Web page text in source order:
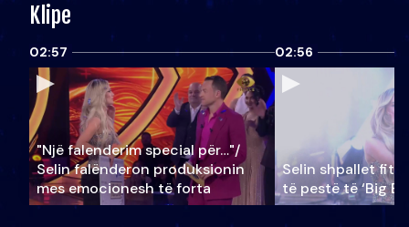
Klipe
02:57
"Një falenderim special për…"/
Selin falënderon produksionin
mes emocionesh të forta
02:56
Selin shpallet
të pestë të ‘Big